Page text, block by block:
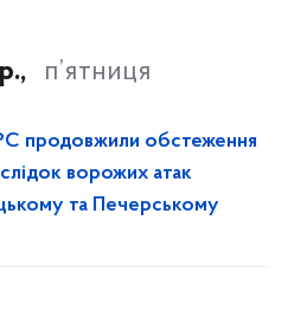
п’ятниця
продовжили обстеження
ворожих атак
та Печерському